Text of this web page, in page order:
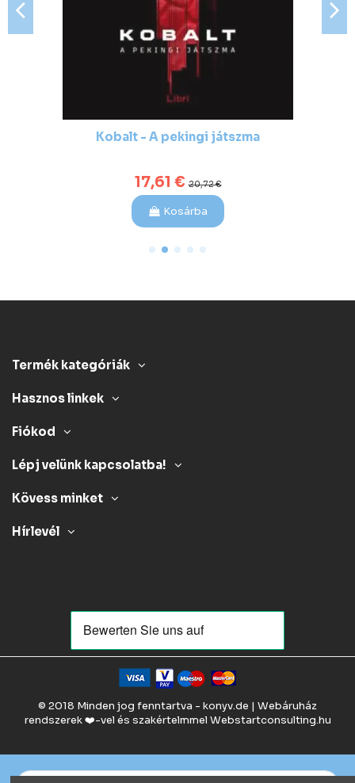
Kobalt - A pekingi játszma
17,61 €20,72 €
Kosárba
Termék kategóriák
Hasznos linkek
Fiókod
Lépj velünk kapcsolatba!
Kövess minket
Hírlevél
© 2018 Minden jog fenntartva - konyv.de | Webáruház
rendszerek ❤️-vel és szakértelmmel Webstartconsulting.hu